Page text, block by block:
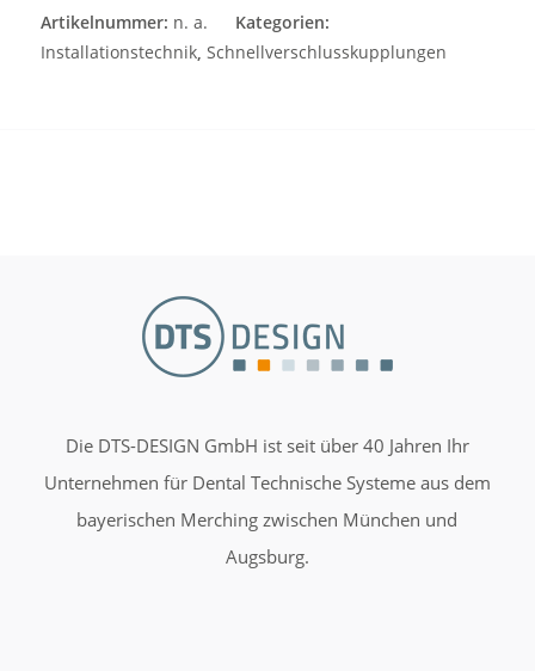
Alternative:
Artikelnummer: n. a.
Kategorien:
Installationstechnik, Schnellverschlusskupplungen
Die DTS-DESIGN GmbH ist seit über 40 Jahren Ihr
Unternehmen für Dental Technische Systeme aus dem
bayerischen Merching zwischen München und
Augsburg.